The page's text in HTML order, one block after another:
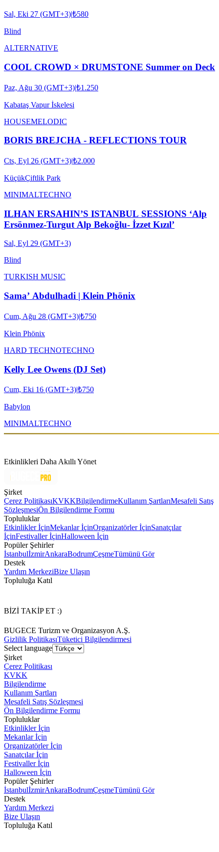
Sal, Eki 27 (GMT+3)|₺580
Blind
ALTERNATIVE
COOL CROWD × DRUMSTONE Summer on Deck
Paz, Ağu 30 (GMT+3)|₺1.250
Kabataş Vapur İskelesi
HOUSEMELODIC
BORIS BREJCHA - REFLECTIONS TOUR
Cts, Eyl 26 (GMT+3)|₺2.000
KüçükÇiftlik Park
MINIMALTECHNO
ILHAN ERSAHIN’S ISTANBUL SESSIONS ‘Alp
Ersönmez-Turgut Alp Bekoğlu- İzzet Kızıl’
Sal, Eyl 29 (GMT+3)
Blind
TURKISH MUSIC
Sama’ Abdulhadi | Klein Phönix
Cum, Ağu 28 (GMT+3)|₺750
Klein Phönix
HARD TECHNOTECHNO
Kelly Lee Owens (DJ Set)
Cum, Eki 16 (GMT+3)|₺750
Babylon
MINIMALTECHNO
Etkinlikleri Daha Akıllı Yönet
Şirket
Çerez PolitikasıKVKKBilgilendirmeKullanım ŞartlarıMesafeli Satış
SözleşmesiÖn Bilgilendirme Formu
Topluluklar
Etkinlikler İçinMekanlar İçinOrganizatörler İçinSanatçılar
İçinFestivaller İçinHalloween İçin
Popüler Şehirler
İstanbulİzmirAnkaraBodrumÇeşmeTümünü Gör
Destek
Yardım MerkeziBize Ulaşın
Topluluğa Katıl
BİZİ TAKİP ET :)
BUGECE Turizm ve Organizasyon A.Ş.
Gizlilik PolitikasıTüketici Bilgilendirmesi
Select language
Şirket
Çerez Politikası
KVKK
Bilgilendirme
Kullanım Şartları
Mesafeli Satış Sözleşmesi
Ön Bilgilendirme Formu
Topluluklar
Etkinlikler İçin
Mekanlar İçin
Organizatörler İçin
Sanatçılar İçin
Festivaller İçin
Halloween İçin
Popüler Şehirler
İstanbulİzmirAnkaraBodrumÇeşmeTümünü Gör
Destek
Yardım Merkezi
Bize Ulaşın
Topluluğa Katıl